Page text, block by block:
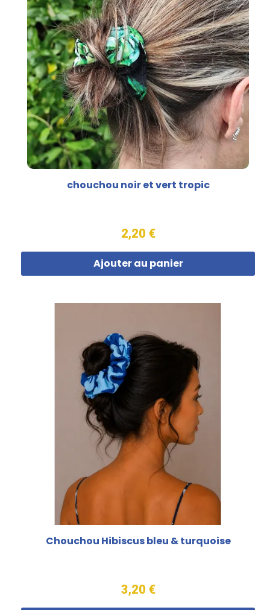
chouchou noir et vert tropic
2,20 €
Ajouter au panier
Chouchou Hibiscus bleu & turquoise
3,20 €